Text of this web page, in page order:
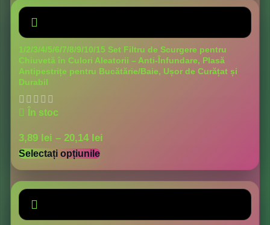
1/2/3/4/5/6/7/8/9/10/15 Set Filtru de Scurgere pentru
Chiuvetă în Culori Aleatorii – Anti-Înfundare, Plasă
Antipestrițe pentru Bucătărie/Baie, Ușor de Curățat și
Durabil
În stoc
3,89 lei – 20,14 lei
Selectați opțiunile